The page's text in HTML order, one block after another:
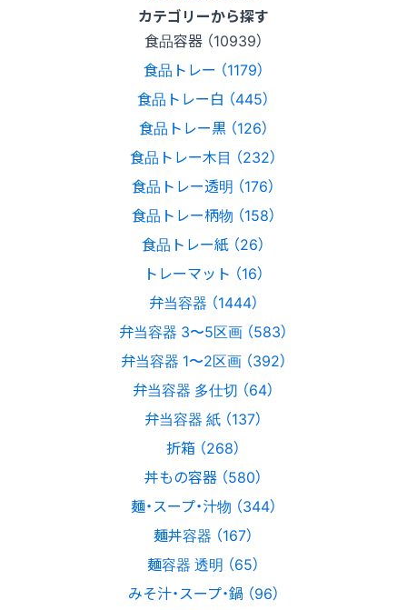
カテゴリーから探す
食品容器 （10939）
食品トレー （1179）
食品トレー白 （445）
食品トレー黒 （126）
食品トレー木目 （232）
食品トレー透明 （176）
食品トレー柄物 （158）
食品トレー紙 （26）
トレーマット （16）
弁当容器 （1444）
弁当容器 3〜5区画 （583）
弁当容器 1〜2区画 （392）
弁当容器 多仕切 （64）
弁当容器 紙 （137）
折箱 （268）
丼もの容器 （580）
麺・スープ・汁物 （344）
麺丼容器 （167）
麺容器 透明 （65）
みそ汁・スープ・鍋 （96）